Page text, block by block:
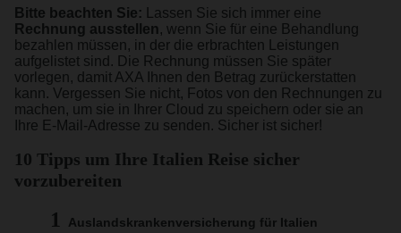
Bitte beachten Sie: Lassen Sie sich immer eine
Rechnung ausstellen, wenn Sie für eine Behandlung
bezahlen müssen, in der die erbrachten Leistungen
aufgelistet sind. Die Rechnung müssen Sie später
vorlegen, damit AXA Ihnen den Betrag zurückerstatten
kann. Vergessen Sie nicht, Fotos von den Rechnungen zu
machen, um sie in Ihrer Cloud zu speichern oder sie an
Ihre E-Mail-Adresse zu senden. Sicher ist sicher!
10 Tipps um Ihre Italien Reise sicher
vorzubereiten
Auslandskrankenversicherung für Italien